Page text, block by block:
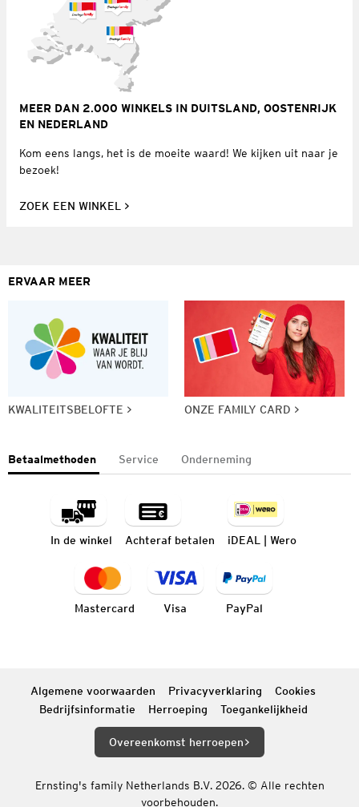
MEER DAN 2.000 WINKELS IN DUITSLAND, OOSTENRIJK
EN NEDERLAND
Kom eens langs, het is de moeite waard! We kijken uit naar je
bezoek!
ZOEK EEN WINKEL
ERVAAR MEER
KWALITEITSBELOFTE ONZE FAMILY CARD
Betaalmethoden Service Onderneming
In de winkel Achteraf betalen iDEAL | Wero
Mastercard Visa PayPal
Algemene voorwaarden Privacyverklaring
Cookies
Bedrijfsinformatie
Herroeping Toegankelijkheid
Overeenkomst herroepen
Ernsting's family Netherlands B.V. 2026. © Alle rechten
voorbehouden.